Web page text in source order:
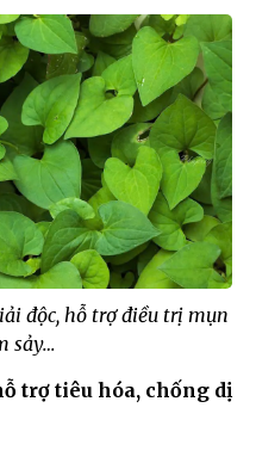
độc, hỗ trợ điều trị mụn
sảy…
trợ tiêu hóa, chống dị